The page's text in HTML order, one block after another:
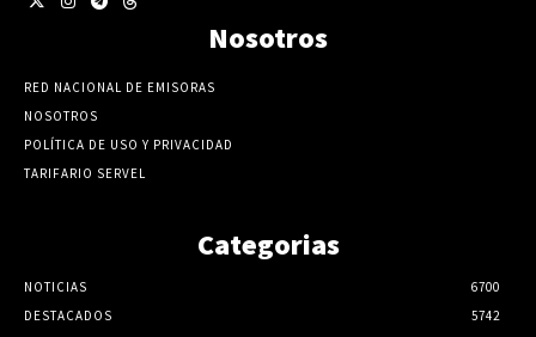
Nosotros
RED NACIONAL DE EMISORAS
NOSOTROS
POLÍTICA DE USO Y PRIVACIDAD
TARIFARIO SERVEL
Categorias
NOTICIAS
6700
DESTACADOS
5742